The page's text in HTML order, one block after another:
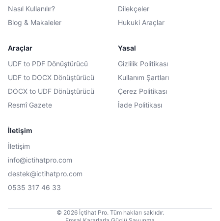
Nasıl Kullanılır?
Blog & Makaleler
Dilekçeler
Hukuki Araçlar
Araçlar
UDF to PDF Dönüştürücü
UDF to DOCX Dönüştürücü
DOCX to UDF Dönüştürücü
Resmî Gazete
Yasal
Gizlilik Politikası
Kullanım Şartları
Çerez Politikası
İade Politikası
İletişim
İletişim
info@ictihatpro.com
destek@ictihatpro.com
0535 317 46 33
© 2026 İçtihat Pro. Tüm hakları saklıdır.